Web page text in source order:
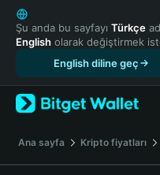
English
日本語
Tiếng Việt
Español (Latinoamérica)
Türkçe
Français
Deutsch
Şu anda bu sayfayı Türkçe
English olarak değiştirmek
English diline geç
Ana sayfa Kripto fiyatları